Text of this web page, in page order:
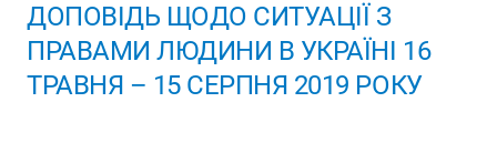
ДОПОВІДЬ ЩОДО СИТУАЦІЇ З
ПРАВАМИ ЛЮДИНИ В УКРАЇНІ 16
ТРАВНЯ – 15 СЕРПНЯ 2019 РОКУ